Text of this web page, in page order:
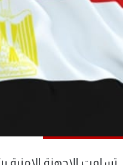
كأس العالم
البرامج